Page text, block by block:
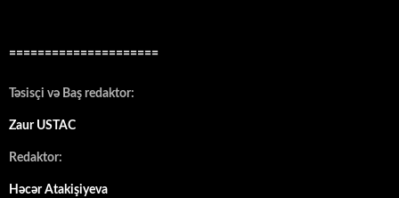
=====================
Təsisçi və Baş redaktor:
Zaur USTAC
Redaktor:
Həcər Atakişiyeva